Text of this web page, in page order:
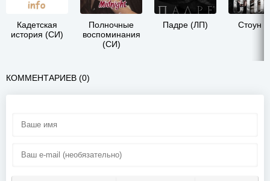
Кадетская
история (СИ)
Полночные
воспоминания
(СИ)
Падре (ЛП) Стоун
КОММЕНТАРИЕВ (0)